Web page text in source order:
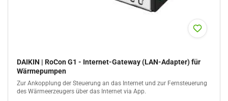
DAIKIN | RoCon G1 - Internet-Gateway (LAN-Adapter) für
Wärmepumpen
Zur Ankopplung der Steuerung an das Internet und zur Fernsteuerung
des Wärmeerzeugers über das Internet via App.